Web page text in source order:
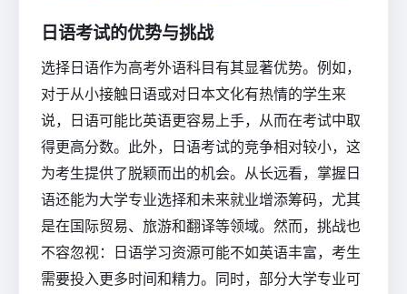
日语考试的优势与挑战
选择日语作为高考外语科目有其显著优势。例如，
对于从小接触日语或对日本文化有热情的学生来
说，日语可能比英语更容易上手，从而在考试中取
得更高分数。此外，日语考试的竞争相对较小，这
为考生提供了脱颖而出的机会。从长远看，掌握日
语还能为大学专业选择和未来就业增添筹码，尤其
是在国际贸易、旅游和翻译等领域。然而，挑战也
不容忽视：日语学习资源可能不如英语丰富，考生
需要投入更多时间和精力。同时，部分大学专业可